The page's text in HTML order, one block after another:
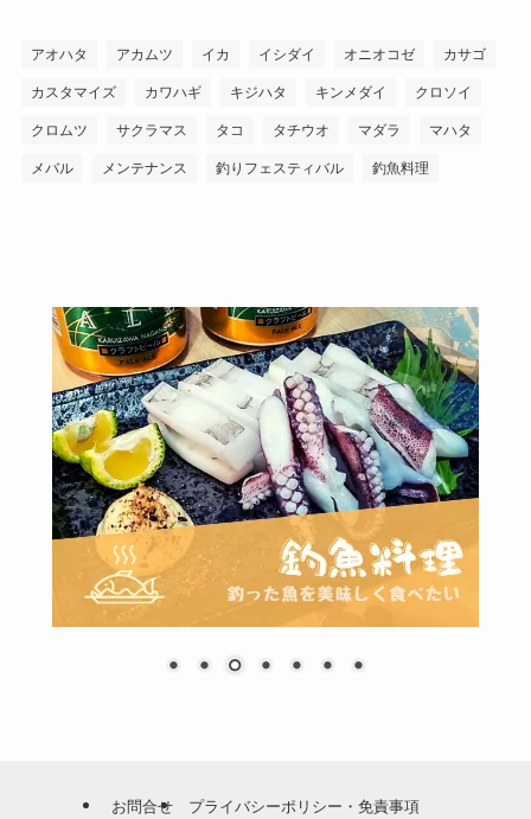
アオハタ アカムツ イカ イシダイ オニオコゼ カサゴ
カスタマイズ カワハギ キジハタ キンメダイ クロソイ
クロムツ サクラマス タコ タチウオ マダラ マハタ
メバル メンテナンス 釣りフェスティバル 釣魚料理
お問合せ プライバシーポリシー・免責事項